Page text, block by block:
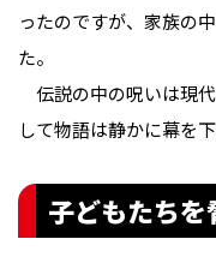
ったのですが、家族の
た。
伝説の中の呪いは現
して物語は静かに幕を下
子どもたちを